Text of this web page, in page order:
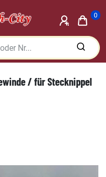
0
/ für Stecknippel